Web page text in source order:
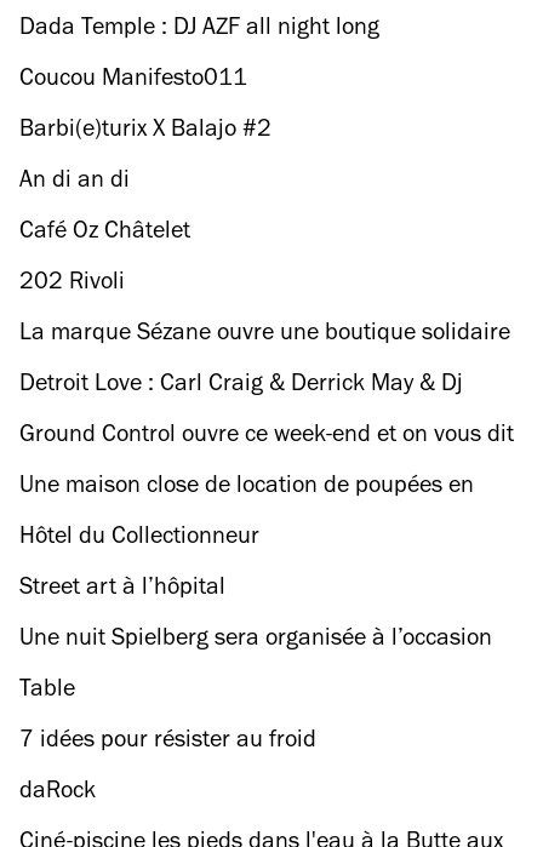
Dada Temple : DJ AZF all night long
Coucou Manifesto011
Barbi(e)turix X Balajo #2
An di an di
Café Oz Châtelet
202 Rivoli
La marque Sézane ouvre une boutique solidaire
Detroit Love : Carl Craig & Derrick May & Dj
Steaw
Ground Control ouvre ce week-end et on vous dit
tout
Une maison close de location de poupées en
silicone ouvre dans le 14e
Hôtel du Collectionneur
Street art à l’hôpital
Une nuit Spielberg sera organisée à l’occasion
de la sortie de Ready Player One
Table
7 idées pour résister au froid
daRock